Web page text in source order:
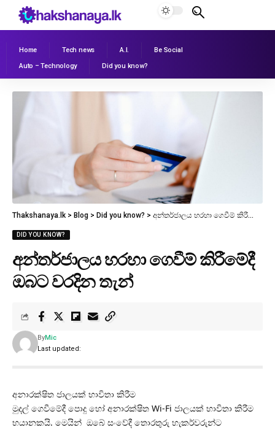
Home Tech news A.I.
Be Social
Auto – Technology
Did you know?
Thakshanaya.lk > Blog > Did you know? > අන්තර්ජාලය හරහා ගෙවීම් කිරීමේදී ඔබට වරදින තැන්
DID YOU KNOW?
අන්තර්ජාලය හරහා ගෙවීම් කිරීමේදී
ඔබට වරදින තැන්
Last updated:
ByMic
අනාරක්ෂිත ජාලයක් භාවිතා කිරීම
මුදල් ගෙවීමේදී පොදු හෝ අනාරක්ෂිත Wi-Fi ජාලයක් භාවිතා කිරීම
භයානකයි. මෙයින් ඔබේ සංවේදී තොරතුරු හැකර්වරුන්ට